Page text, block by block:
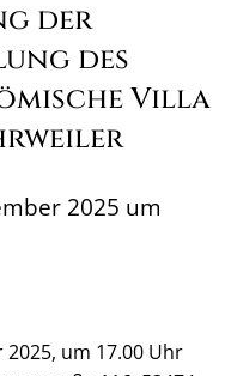
der
des
Villa
2025 um
um 17.00 Uhr